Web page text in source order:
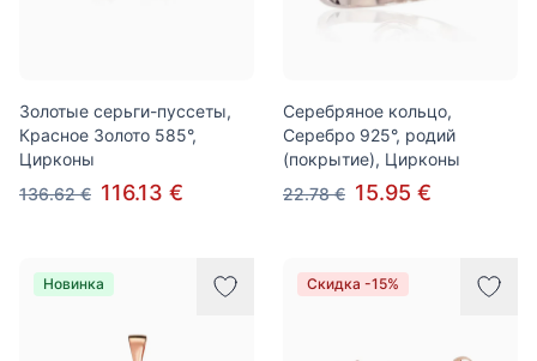
Золотые серьги-пуссеты,
Красное Золото 585°,
Цирконы
136.62 € 116.13 €
Серебряное кольцо,
Серебро 925°, родий
(покрытие), Цирконы
22.78 € 15.95 €
Новинка Скидка -15%